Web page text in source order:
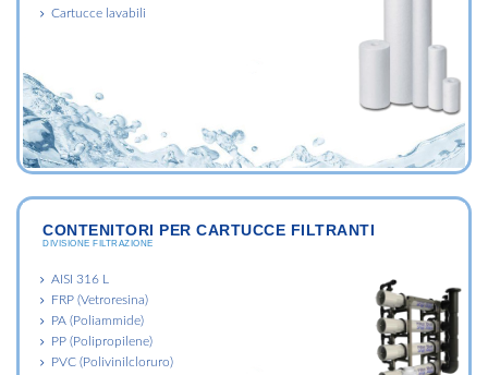
Cartucce lavabili
CONTENITORI PER CARTUCCE FILTRANTI
DIVISIONE FILTRAZIONE
AISI 316 L
FRP (Vetroresina)
PA (Poliammide)
PP (Polipropilene)
PVC (Polivinilcloruro)